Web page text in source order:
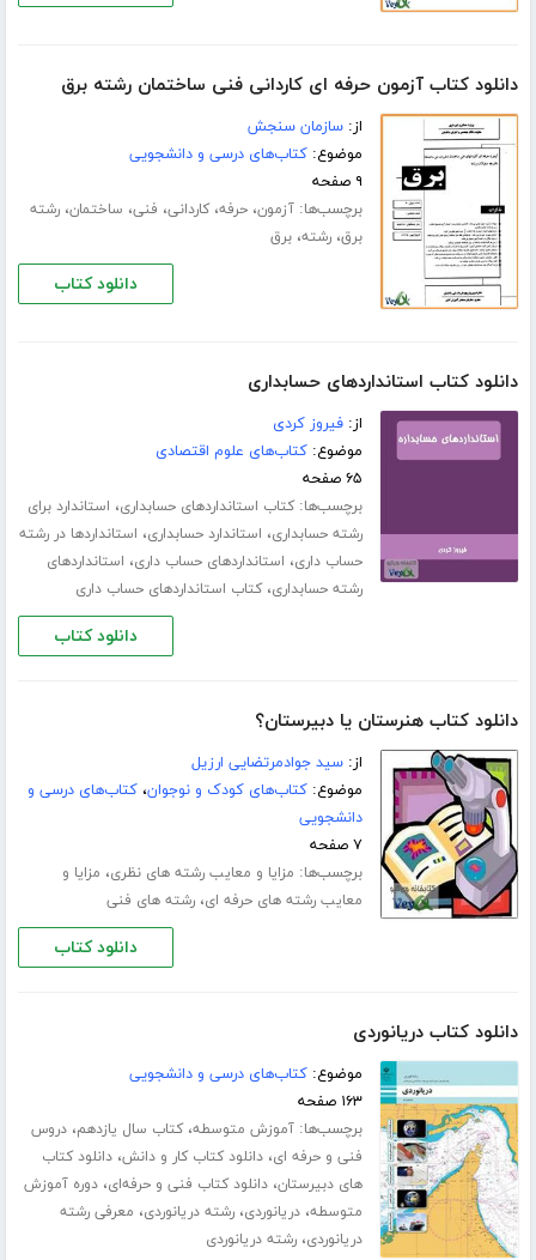
دانلود کتاب آزمون حرفه ای کاردانی فنی ساختمان رشته برق
از:سازمان سنجش
موضوع:کتاب‌های درسی و دانشجویی
۹ صفحه
برچسب‌ها:آزمون،حرفه،کاردانی، فنی، ساختمان،رشته
برق،رشته،برق
دانلود کتاب
دانلود کتاب استانداردهای حسابداری
از:فیروز کردی
موضوع:کتاب‌های علوم اقتصادی
۶۵ صفحه
برچسب‌ها:کتاب استانداردهای حسابداری، استاندارد برای
رشته حسابداری، استاندارد حسابداری، استانداردها در رشته
حساب داری، استانداردهای حساب داری، استانداردهای
رشته حسابداری،کتاب استانداردهای حساب داری
دانلود کتاب
دانلود کتاب هنرستان یا دبیرستان؟
از:سید جوادمرتضایی ارزیل
موضوع:کتاب‌های کودک و نوجوان،کتاب‌های درسی و
دانشجویی
۷ صفحه
برچسب‌ها: مزایا و معایب رشته های نظری، مزایا و
معایب رشته های حرفه ای،رشته های فنی
دانلود کتاب
دانلود کتاب دریانوردی
موضوع:کتاب‌های درسی و دانشجویی
۱۶۳ صفحه
برچسب‌ها:آموزش متوسطه،کتاب سال یازدهم،دروس
فنی و حرفه ای،دانلود کتاب کار و دانش،دانلود کتاب
های دبیرستان،دانلود کتاب فنی و حرفه‌ای،دوره آموزش
متوسطه،دریانوردی،رشته دریانوردی، معرفی رشته
دریانوردی،رشته دریانوردی